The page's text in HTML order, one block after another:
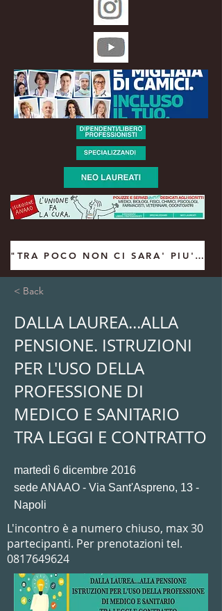
"TRA POCO NON CI SARA' PIU' CHI TI CURA" intervista del Segretario Regionale Anaao Campania
< Back
DALLA LAUREA...ALLA
PENSIONE. ISTRUZIONI
PER L'USO DELLA
PROFESSIONE DI
MEDICO E SANITARIO
TRA LEGGI E CONTRATTO
martedì 6 dicembre 2016
sede ANAAO - Via Sant'Aspreno, 13 -
Napoli
L'incontro è a numero chiuso, max 30
partecipanti. Per prenotazioni tel.
0817649624